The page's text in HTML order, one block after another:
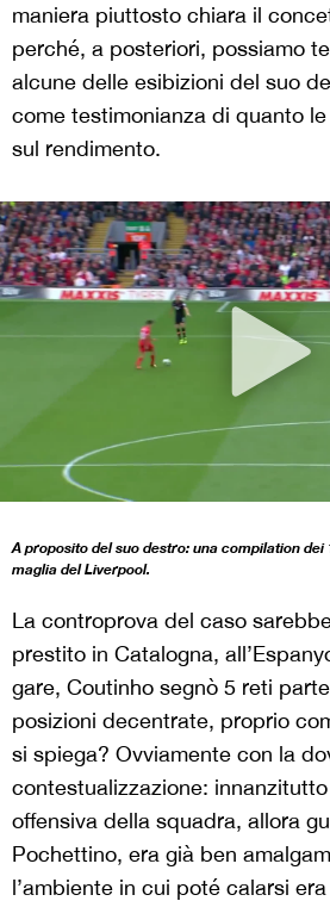
maniera piuttosto chiara il
perché, a posteriori, possiamo
alcune delle esibizioni del suo
come testimonianza di quanto
sul rendimento.
A proposito del suo destro: una compilation
maglia del Liverpool.
La controprova del caso
prestito in Catalogna,
gare, Coutinho segnò 5 reti
posizioni decentrate, proprio
si spiega? Ovviamente con la
contestualizzazione:
offensiva della squadra, allora
Pochettino, era già ben
l’ambiente in cui poté calarsi